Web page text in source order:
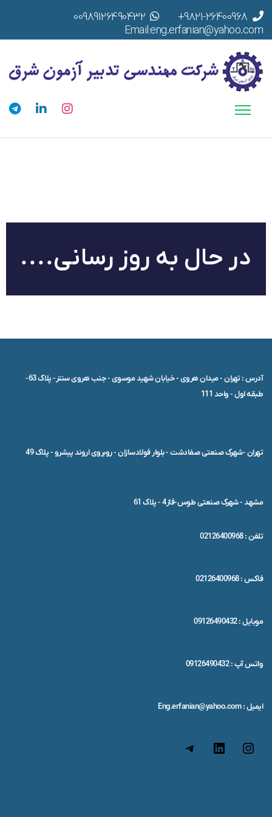
9821-26400968+
00989126490432
Email:eng.erfanian@yahoo.com
در حال به روز رسانی....
آدرس : تهران - میدان هروی - خیابان شهید موسوی - جنب هروی سنتر- پلاک 63-
طبقه اول - واحد 111
تهران -شهرک صنعتی صفادشت - بلوار فولادسازان - روبروی اروند پیشرو - پلاک 49
مشهد - شهرک صنعتی طوس-فاز4 - پلاک 61
تلفن : 02126400968
فاکس : 02126400968
موبایل : 09126490432
واتس آپ : 09126490432
ایمیل : Eng.erfanian@yahoo.com